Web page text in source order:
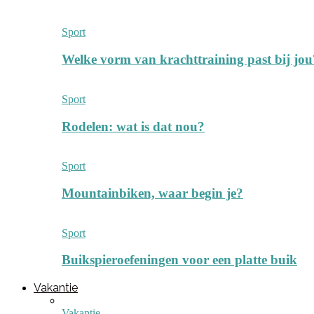
Sport
Welke vorm van krachttraining past bij
Sport
Rodelen: wat is dat nou?
Sport
Mountainbiken, waar begin je?
Sport
Buikspieroefeningen voor een platte buik
Vakantie